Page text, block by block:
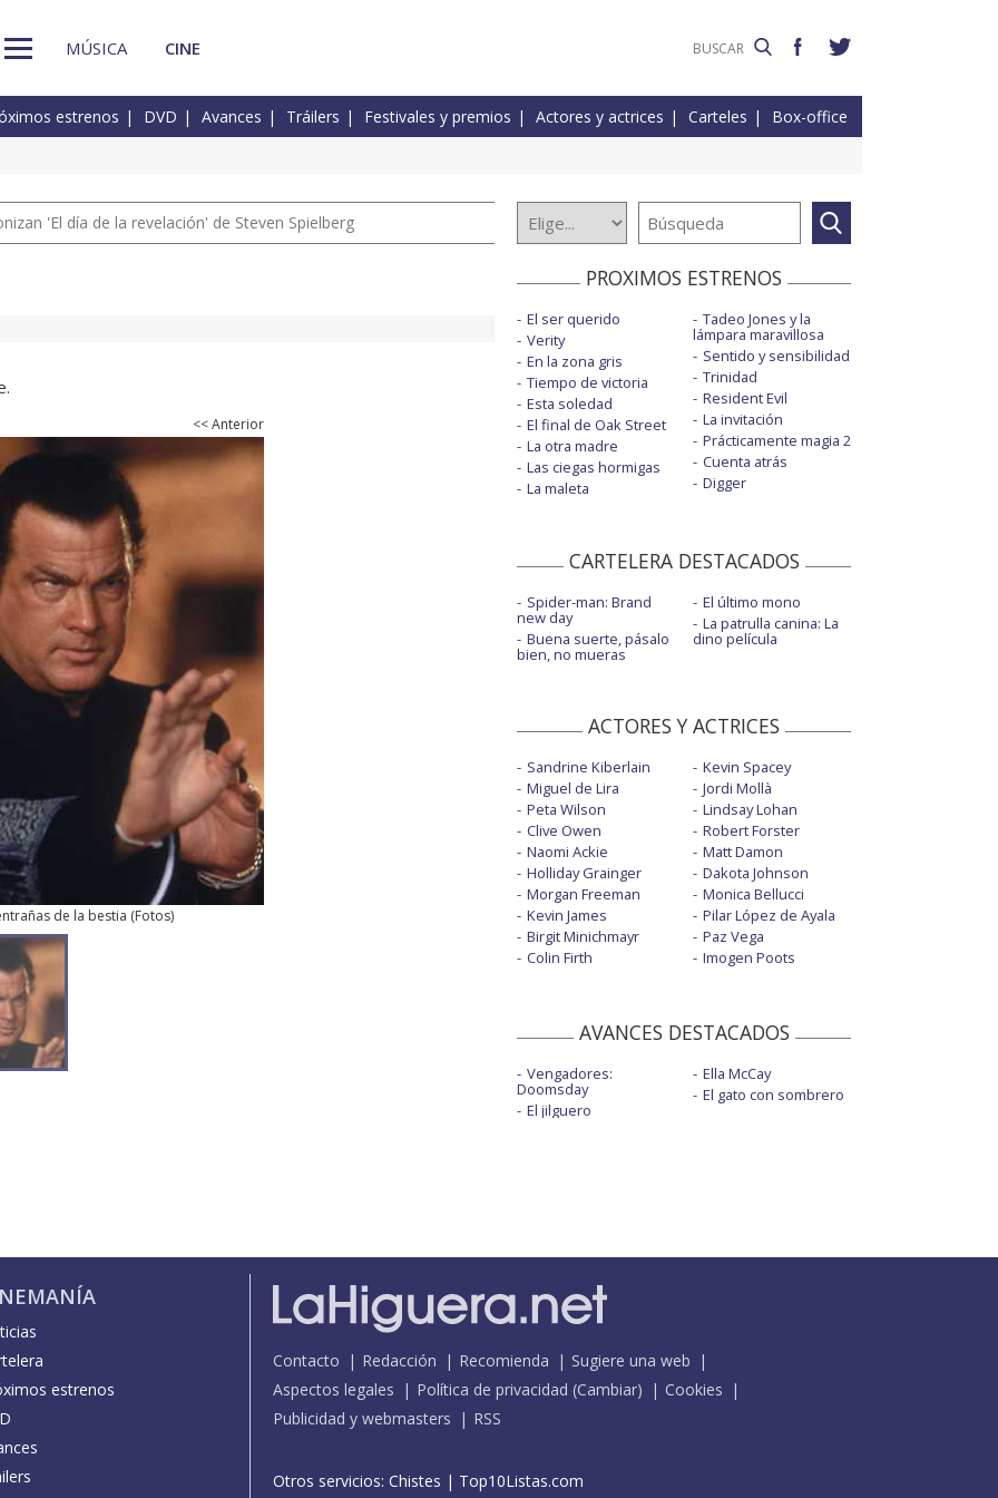
MÚSICA CINE
estrenos DVD Avances Tráilers Festivales y premios Actores y actrices Carteles Box-office
'El día de la revelación' de Steven Spielberg
<< Anterior
de la bestia (Fotos)
PROXIMOS ESTRENOS
El ser querido
Verity
En la zona gris
Tiempo de victoria
Esta soledad
El final de Oak Street
La otra madre
Las ciegas hormigas
La maleta
Tadeo Jones y la
lámpara maravillosa
Sentido y sensibilidad
Trinidad
Resident Evil
La invitación
Prácticamente magia 2
Cuenta atrás
Digger
CARTELERA DESTACADOS
Spider-man: Brand
new day
Buena suerte, pásalo
bien, no mueras
El último mono
La patrulla canina: La
dino película
ACTORES Y ACTRICES
Sandrine Kiberlain
Miguel de Lira
Peta Wilson
Clive Owen
Naomi Ackie
Holliday Grainger
Morgan Freeman
Kevin James
Birgit Minichmayr
Colin Firth
Kevin Spacey
Jordi Mollà
Lindsay Lohan
Robert Forster
Matt Damon
Dakota Johnson
Monica Bellucci
Pilar López de Ayala
Paz Vega
Imogen Poots
AVANCES DESTACADOS
Vengadores:
Doomsday
El jilguero
Ella McCay
El gato con sombrero
estrenos
Contacto Redacción Recomienda
Sugiere una web
Aspectos legales
Política de privacidad (Cambiar)
Cookies
Publicidad y webmasters
RSS
Otros servicios: Chistes | Top10Listas.com